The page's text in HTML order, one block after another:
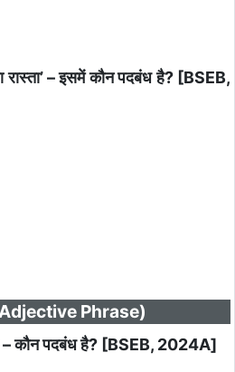
रास्ता’ – इसमें कौन पदबंध है? [BSEB,
(Adjective Phrase)
– कौन पदबंध है? [BSEB, 2024A]